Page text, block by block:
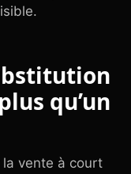
qu’un
vente à court